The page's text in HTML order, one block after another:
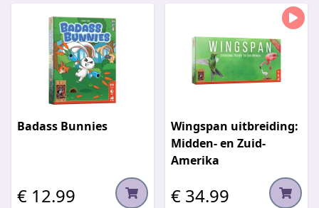
Badass Bunnies
€ 12.99
Wingspan uitbreiding:
Midden- en Zuid-
Amerika
€ 34.99